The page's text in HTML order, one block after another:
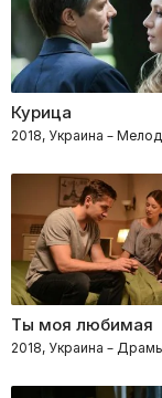
Курица
2018, Украина –
Ты моя любимая
2018, Украина –